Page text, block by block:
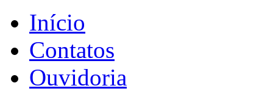
Início
Contatos
Ouvidoria